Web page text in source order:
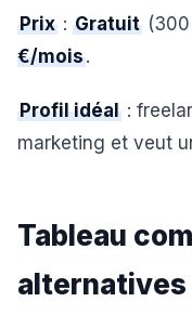
Prix : Gratuit
€/mois.
Profil idéal :
marketing et veut
Tableau
alternatives